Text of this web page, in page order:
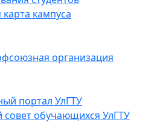
кампуса
организация
портал УлГТУ
обучающихся УлГТУ